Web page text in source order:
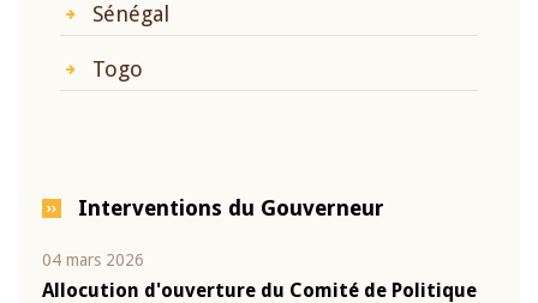
Sénégal
Togo
Interventions du Gouverneur
04 mars 2026
Allocution d'ouverture du Comité de Politique